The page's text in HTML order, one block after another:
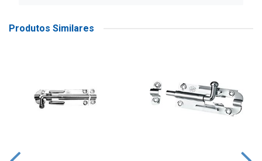
Produtos Similares